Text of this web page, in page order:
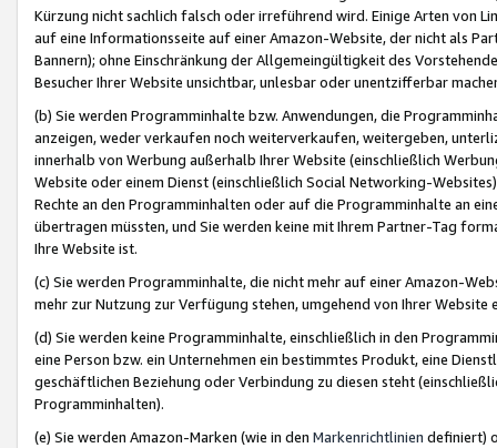
Kürzung nicht sachlich falsch oder irreführend wird. Einige Arten von
auf eine Informationsseite auf einer Amazon-Website, der nicht als
Bannern); ohne Einschränkung der Allgemeingültigkeit des
Besucher Ihrer Website unsichtbar, unlesbar oder unentzifferbar
(b) Sie werden Programminhalte bzw. Anwendungen, die
anzeigen, weder verkaufen noch weiterverkaufen, weitergeben,
innerhalb von Werbung außerhalb Ihrer Website (einschließlich
Website oder einem Dienst (einschließlich Social Networking-
Rechte an den Programminhalten oder auf die Programminhalte an
übertragen müssten, und Sie werden keine mit Ihrem Partner-Tag
Ihre Website ist.
(c) Sie werden Programminhalte, die nicht mehr auf einer Amazon-
mehr zur Nutzung zur Verfügung stehen, umgehend von Ihrer
(d) Sie werden keine Programminhalte, einschließlich in den
eine Person bzw. ein Unternehmen ein bestimmtes Produkt, eine
geschäftlichen Beziehung oder Verbindung zu diesen steht
Programminhalten).
(e) Sie werden Amazon-Marken (wie in den Markenrichtlinien definiert)